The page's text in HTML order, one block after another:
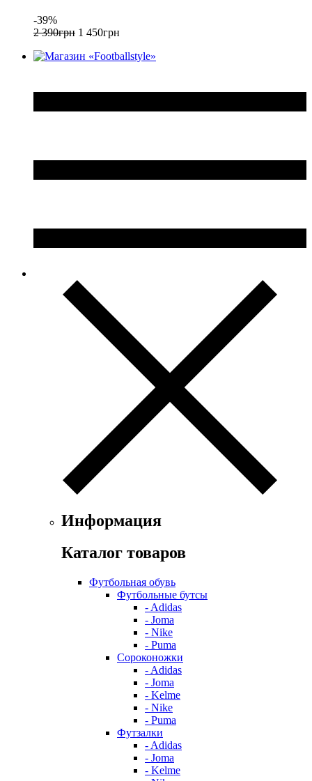
-39%
2 390грн 1 450грн
Информация
Каталог товаров
Футбольная обувь
Футбольные бутсы
- Adidas
- Joma
- Nike
- Puma
Сороконожки
- Adidas
- Joma
- Kelme
- Nike
- Puma
Футзалки
- Adidas
- Joma
- Kelme